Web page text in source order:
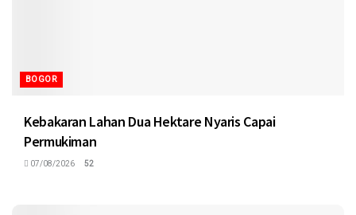
BOGOR
Kebakaran Lahan Dua Hektare Nyaris Capai
Permukiman
07/08/2026 52